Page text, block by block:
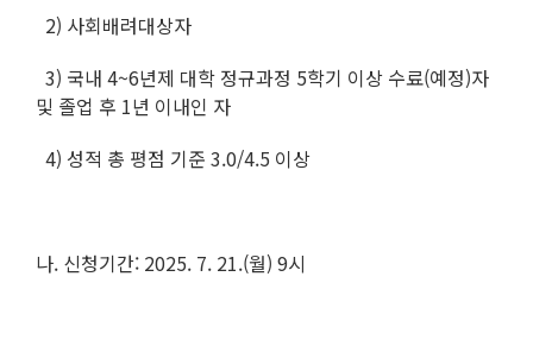
2) 사회배려대상자
3) 국내 4~6년제 대학 정규과정 5학기 이상 수료(예정)자
및 졸업 후 1년 이내인 자
4) 성적 총 평점 기준 3.0/4.5 이상
나. 신청기간: 2025. 7. 21.(월) 9시